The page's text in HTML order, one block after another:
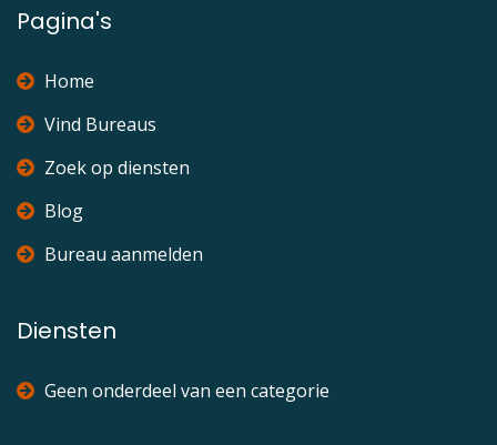
Pagina's
Home
Vind Bureaus
Zoek op diensten
Blog
Bureau aanmelden
Diensten
Geen onderdeel van een categorie